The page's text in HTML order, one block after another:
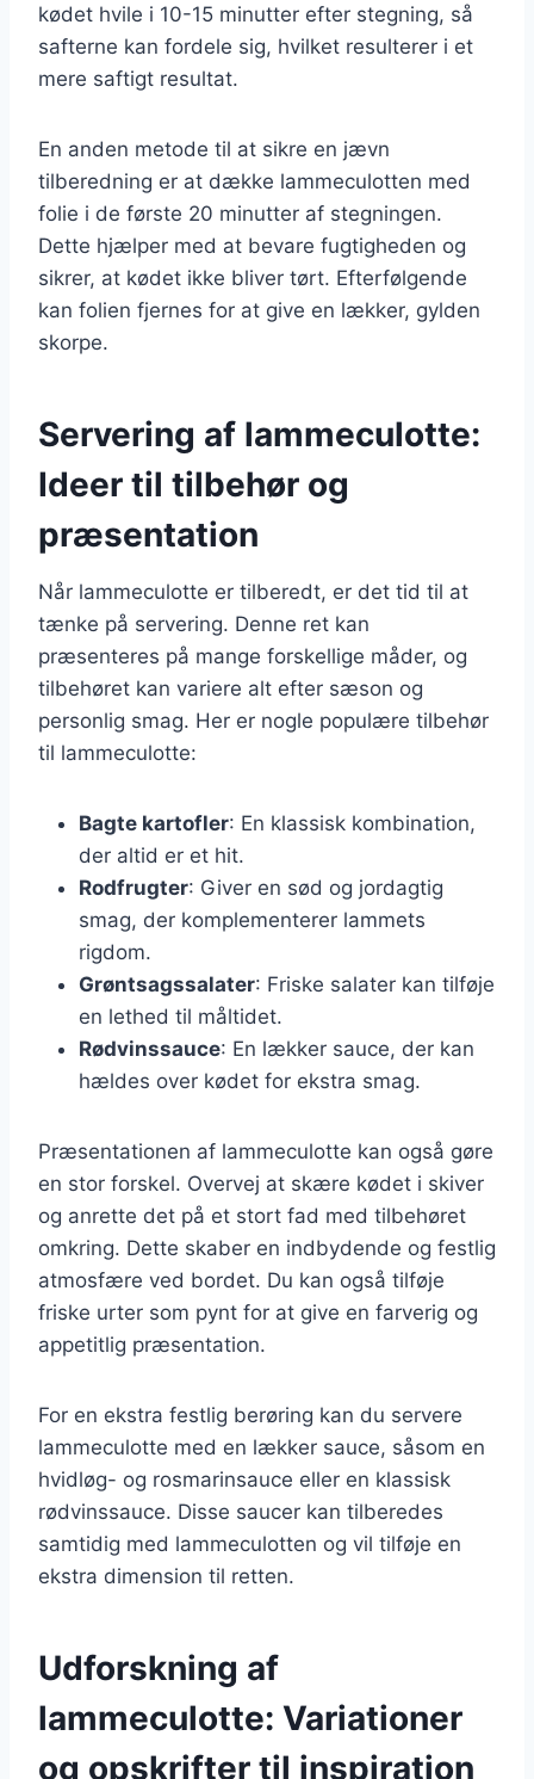
kødet hvile i 10-15 minutter efter stegning, så
safterne kan fordele sig, hvilket resulterer i et
mere saftigt resultat.
En anden metode til at sikre en jævn
tilberedning er at dække lammeculotten med
folie i de første 20 minutter af stegningen.
Dette hjælper med at bevare fugtigheden og
sikrer, at kødet ikke bliver tørt. Efterfølgende
kan folien fjernes for at give en lækker, gylden
skorpe.
Servering af lammeculotte:
Ideer til tilbehør og
præsentation
Når lammeculotte er tilberedt, er det tid til at
tænke på servering. Denne ret kan
præsenteres på mange forskellige måder, og
tilbehøret kan variere alt efter sæson og
personlig smag. Her er nogle populære tilbehør
til lammeculotte:
Bagte kartofler: En klassisk kombination,
der altid er et hit.
Rodfrugter: Giver en sød og jordagtig
smag, der komplementerer lammets
rigdom.
Grøntsagssalater: Friske salater kan tilføje
en lethed til måltidet.
Rødvinssauce: En lækker sauce, der kan
hældes over kødet for ekstra smag.
Præsentationen af lammeculotte kan også gøre
en stor forskel. Overvej at skære kødet i skiver
og anrette det på et stort fad med tilbehøret
omkring. Dette skaber en indbydende og festlig
atmosfære ved bordet. Du kan også tilføje
friske urter som pynt for at give en farverig og
appetitlig præsentation.
For en ekstra festlig berøring kan du servere
lammeculotte med en lækker sauce, såsom en
hvidløg- og rosmarinsauce eller en klassisk
rødvinssauce. Disse saucer kan tilberedes
samtidig med lammeculotten og vil tilføje en
ekstra dimension til retten.
Udforskning af
lammeculotte: Variationer
og opskrifter til inspiration